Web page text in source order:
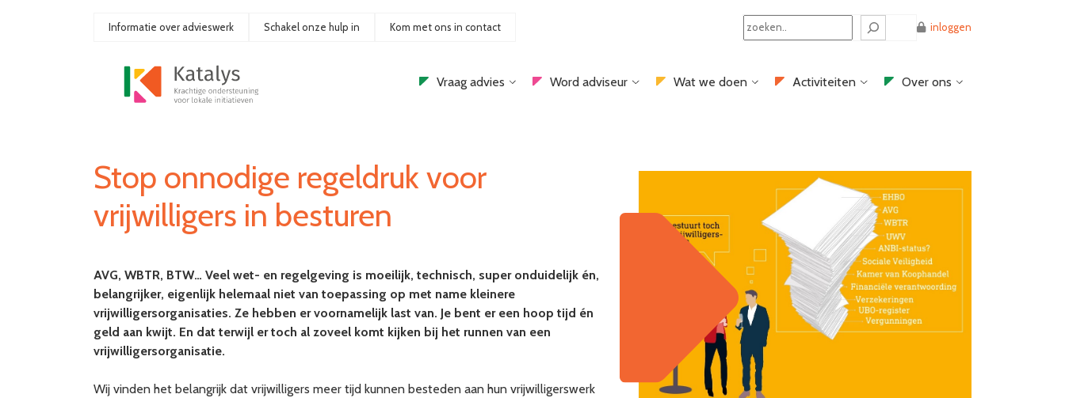
Informatie over advieswerk Schakel onze hulp in Kom met ons in contact
Search
inloggen
Vraag advies Word adviseur Wat we doen Activiteiten Over ons
Stop onnodige regeldruk voor
vrijwilligers in besturen
AVG, WBTR, BTW… Veel wet- en regelgeving is moeilijk, technisch, super onduidelijk én,
belangrijker, eigenlijk helemaal niet van toepassing op met name kleinere
vrijwilligersorganisaties. Ze hebben er voornamelijk last van. Je bent er een hoop tijd én
geld aan kwijt. En dat terwijl er toch al zoveel komt kijken bij het runnen van een
vrijwilligersorganisatie.
Wij vinden het belangrijk dat vrijwilligers meer tijd kunnen besteden aan hun vrijwilligerswerk